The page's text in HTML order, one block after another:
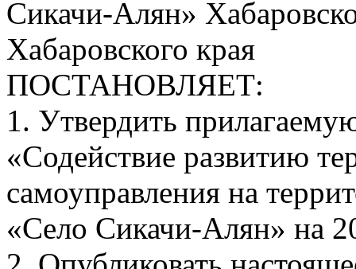
Сикачи-Алян»
Хабаровского края
ПОСТАНОВЛЯЕТ:
1. Утвердить
«Содействие развитию
самоуправления на
«Село Сикачи-Алян» на